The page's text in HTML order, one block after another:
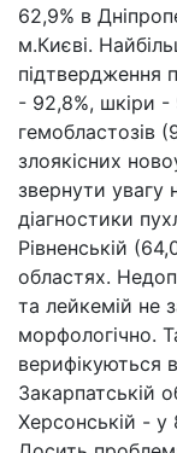
62,9% в
м.Києві.
підтвердження
- 92,8%, шкіри
гемобластозів
злоякісних
звернути увагу
діагностики
Рівненській
областях.
та лейкемій не
морфологічно.
верифікуються
Закарпатській
Херсонській -